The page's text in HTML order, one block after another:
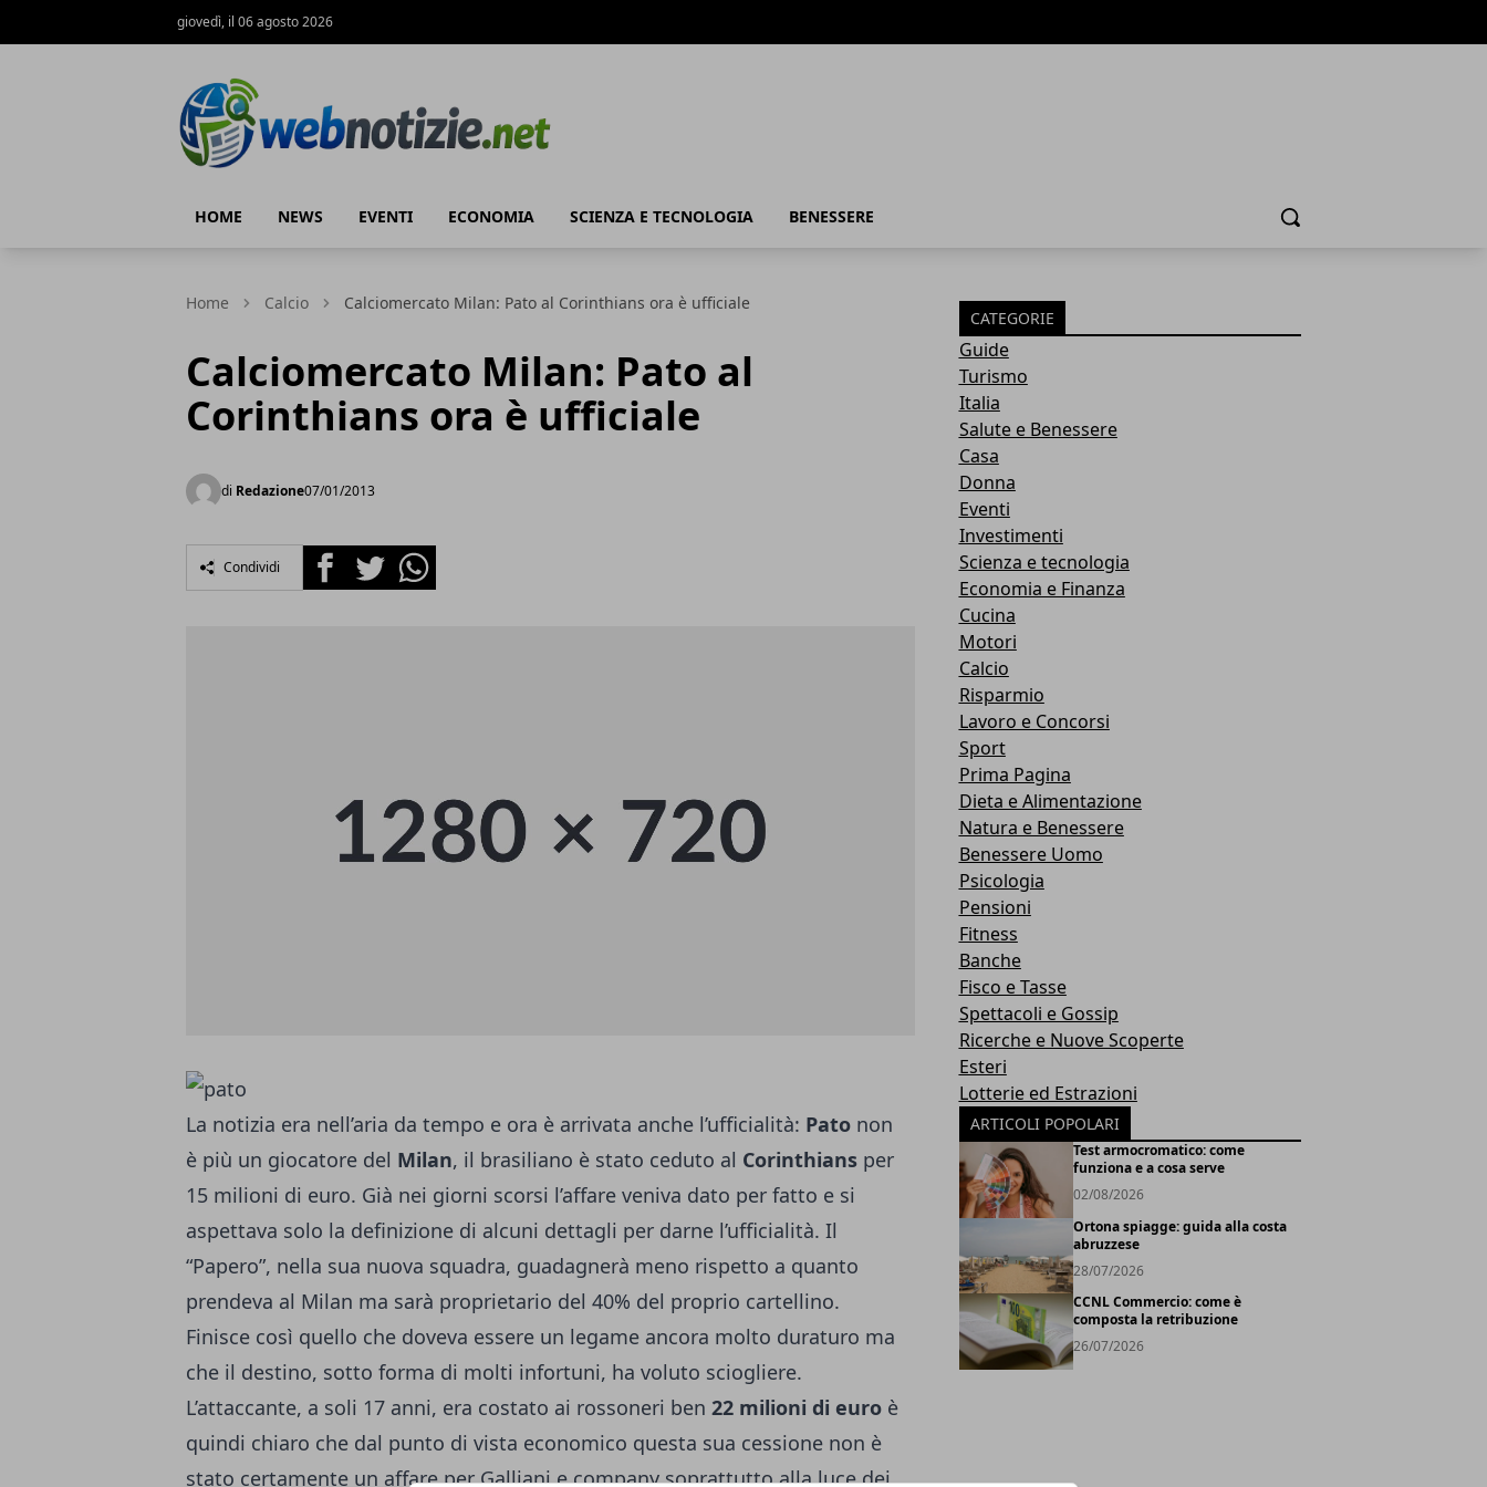
giovedì, il 06 agosto 2026
HOME NEWS EVENTI ECONOMIA SCIENZA E TECNOLOGIA BENESSERE Cerca
Home Calcio Calciomercato Milan: Pato al Corinthians ora è ufficiale
Calciomercato Milan: Pato al
Corinthians ora è ufficiale
di Redazione07/01/2013
Condividi FacebookTwitterWhatsapp
La notizia era nell’aria da tempo e ora è arrivata anche l’ufficialità: Pato non
è più un giocatore del Milan, il brasiliano è stato ceduto al Corinthians per
15 milioni di euro. Già nei giorni scorsi l’affare veniva dato per fatto e si
aspettava solo la definizione di alcuni dettagli per darne l’ufficialità. Il
“Papero”, nella sua nuova squadra, guadagnerà meno rispetto a quanto
prendeva al Milan ma sarà proprietario del 40% del proprio cartellino.
Finisce così quello che doveva essere un legame ancora molto duraturo ma
che il destino, sotto forma di molti infortuni, ha voluto sciogliere.
L’attaccante, a soli 17 anni, era costato ai rossoneri ben 22 milioni di euro è
quindi chiaro che dal punto di vista economico questa sua cessione non è
stato certamente un affare per Galliani e company soprattutto alla luce dei
CATEGORIE
Guide
Turismo
Italia
Salute e Benessere
Casa
Donna
Eventi
Investimenti
Scienza e tecnologia
Economia e Finanza
Cucina
Motori
Calcio
Risparmio
Lavoro e Concorsi
Sport
Prima Pagina
Dieta e Alimentazione
Natura e Benessere
Benessere Uomo
Psicologia
Pensioni
Fitness
Banche
Fisco e Tasse
Spettacoli e Gossip
Ricerche e Nuove Scoperte
Esteri
Lotterie ed Estrazioni
ARTICOLI POPOLARI
Test armocromatico: come
funziona e a cosa serve
02/08/2026
Ortona spiagge: guida alla costa
abruzzese
28/07/2026
CCNL Commercio: come è
composta la retribuzione
26/07/2026